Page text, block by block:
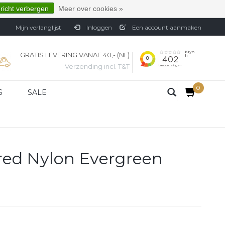
Mijn verlanglijst Inloggen Een account aanmaken
GRATIS LEVERING VANAF 40,- (NL)
Verzending incl. T&T
SALE
0
Nylon Evergreen
verbergen Meer over cookies »